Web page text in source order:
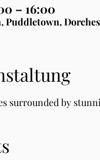
– 16:00
surrounded by